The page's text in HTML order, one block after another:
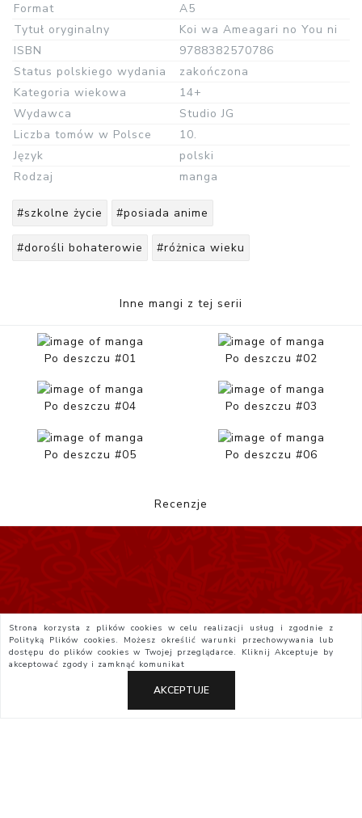
Format
A5
Tytuł oryginalny
Koi wa Ameagari no You ni
ISBN
9788382570786
Status polskiego wydania
zakończona
Kategoria wiekowa
14+
Wydawca
Studio JG
Liczba tomów w Polsce
10.
Język
polski
Rodzaj
manga
#szkolne życie #posiada anime
#dorośli bohaterowie #różnica wieku
Inne mangi z tej serii
Po deszczu #01 Po deszczu #02
Po deszczu #04 Po deszczu #03
Po deszczu #05 Po deszczu #06
Recenzje
Strona korzysta z plików cookies w celu realizacji usług i zgodnie z
Polityką Plików cookies. Możesz określić warunki przechowywania lub
dostępu do plików cookies w Twojej przeglądarce. KliknijAkceptuje by
akceptować zgody i zamknąć komunikat
AKCEPTUJE